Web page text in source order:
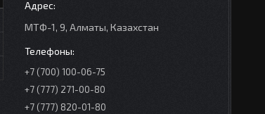
МТФ-1, 9, Алматы, Казахстан
+7 (700) 100-06-75
+7 (777) 271-00-80
+7 (777) 820-01-80